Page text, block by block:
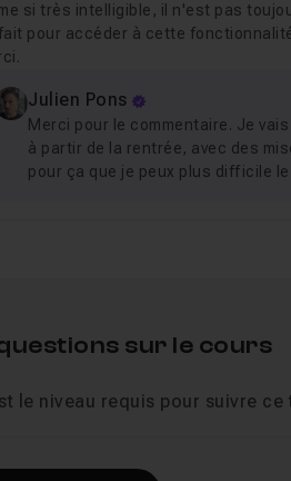
si très intelligible, il n'est pas
pour accéder à cette
Julien Pons
Merci pour le commentaire. Je
à partir de la rentrée, avec des
pour ça que je peux plus difficile
sur le cours
le niveau requis pour suivre ce